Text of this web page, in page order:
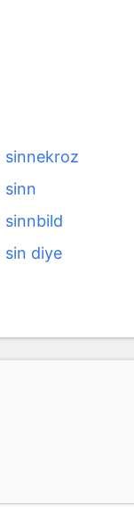
sinnekroz
sinn
sinnbild
sin diye